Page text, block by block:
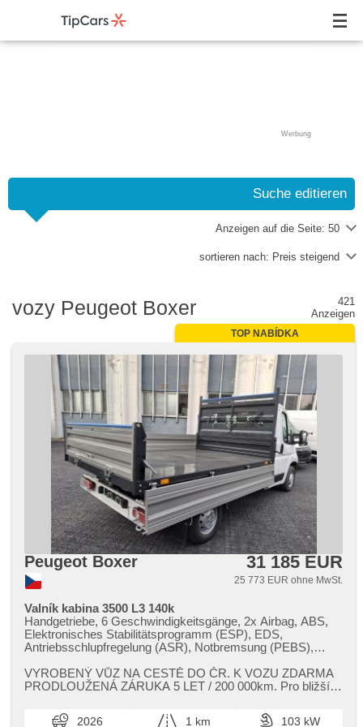
Werbung
Suche editieren
Anzeigen auf die Seite: 50
sortieren nach: Preis steigend
vozy Peugeot Boxer
421
Anzeigen
TOP NABÍDKA
Peugeot Boxer 31 185 EUR
25 773 EUR ohne MwSt.
Valník kabina 3500 L3 140k
Handgetriebe, 6 Geschwindigkeitsgänge, 2x Airbag, ABS,
Elektronisches Stabilitätsprogramm (ESP), EDS,
Antriebsschlupfregelung (ASR), Notbremsung (PEBS),
der Ermüdung des Fahrers, Servolenkung, Klimaanlage,
Tempomat, täglich Leuchten, erfüllt 'EURO VI',
Lenkrad einstellbar, Multifunktionslenkrad,
VYROBENÝ VŮZ NA CESTĚ DO ČR. K VOZU ZDARMA
PRODLOUŽENÁ ZÁRUKA 5 LET / 200 000km. Pro bližší
2026 1 km
103 kW